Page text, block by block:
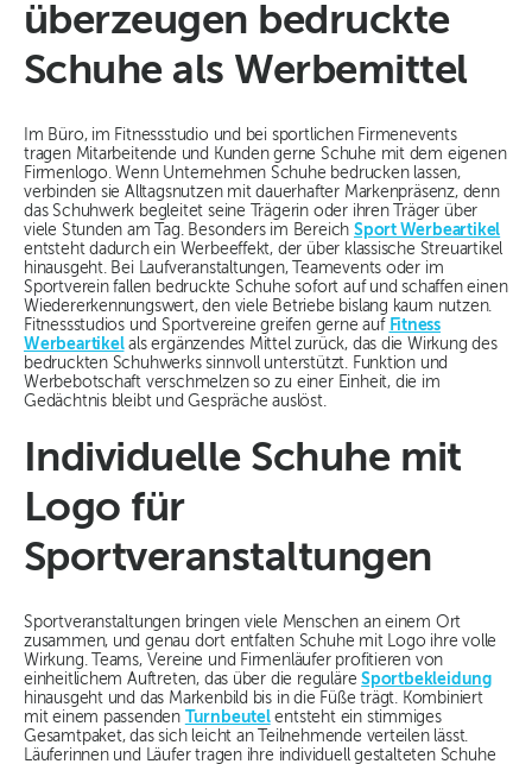
überzeugen bedruckte
Schuhe als Werbemittel
Im Büro, im Fitnessstudio und bei sportlichen Firmenevents
tragen Mitarbeitende und Kunden gerne Schuhe mit dem eigenen
Firmenlogo. Wenn Unternehmen Schuhe bedrucken lassen,
verbinden sie Alltagsnutzen mit dauerhafter Markenpräsenz, denn
das Schuhwerk begleitet seine Trägerin oder ihren Träger über
viele Stunden am Tag. Besonders im Bereich Sport Werbeartikel
entsteht dadurch ein Werbeeffekt, der über klassische Streuartikel
hinausgeht. Bei Laufveranstaltungen, Teamevents oder im
Sportverein fallen bedruckte Schuhe sofort auf und schaffen einen
Wiedererkennungswert, den viele Betriebe bislang kaum nutzen.
Fitnessstudios und Sportvereine greifen gerne auf Fitness
Werbeartikelals ergänzendes Mittel zurück, das die Wirkung des
bedruckten Schuhwerks sinnvoll unterstützt. Funktion und
Werbebotschaft verschmelzen so zu einer Einheit, die im
Gedächtnis bleibt und Gespräche auslöst.
Individuelle Schuhe mit
Logo für
Sportveranstaltungen
Sportveranstaltungen bringen viele Menschen an einem Ort
zusammen, und genau dort entfalten Schuhe mit Logo ihre volle
Wirkung. Teams, Vereine und Firmenläufer profitieren von
einheitlichem Auftreten, das über die reguläreSportbekleidung
hinausgeht und das Markenbild bis in die Füße trägt. Kombiniert
mit einem passenden
Turnbeutelentsteht ein stimmiges
Gesamtpaket, das sich leicht an Teilnehmende verteilen lässt.
Läuferinnen und Läufer tragen ihre individuell gestalteten Schuhe